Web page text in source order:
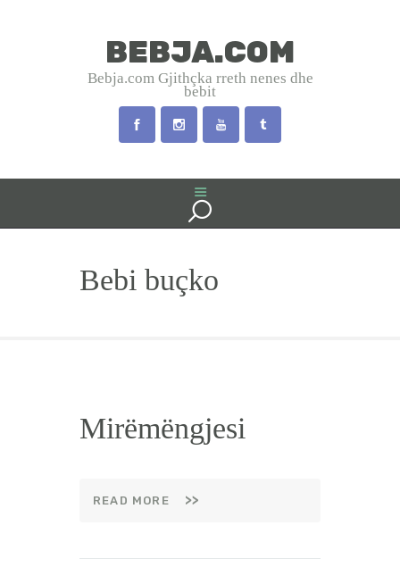
BEBJA.COM
Bebja.com Gjithçka rreth nenes dhe
bebit
Bebi buçko
BEBJA.COM
Bebja.com Gjithçka rreth nenes dhe bebit
SHTATZANIA
USHQYERJA
BABY SISTER
Mirëmëngjesi
READ MORE